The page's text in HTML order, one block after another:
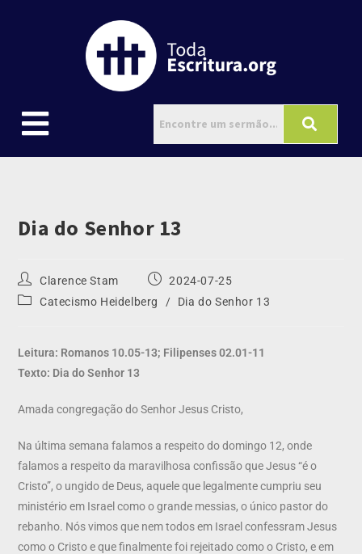
Dia do Senhor 13
Clarence Stam
2024-07-25
Catecismo Heidelberg
/ Dia do Senhor 13
Leitura: Romanos 10.05-13; Filipenses 02.01-11
Texto: Dia do Senhor 13
Amada congregação do Senhor Jesus Cristo,
Na última semana falamos a respeito do domingo 12, onde
falamos a respeito da maravilhosa confissão que Jesus “é o
Cristo”, o ungido de Deus, aquele que legalmente cumpriu seu
ministério em Israel como o grande messias, o único pastor do
rebanho. Nós vimos que nem todos em Israel confessram Jesus
como o Cristo e que finalmente foi rejeitado como o Cristo, e em